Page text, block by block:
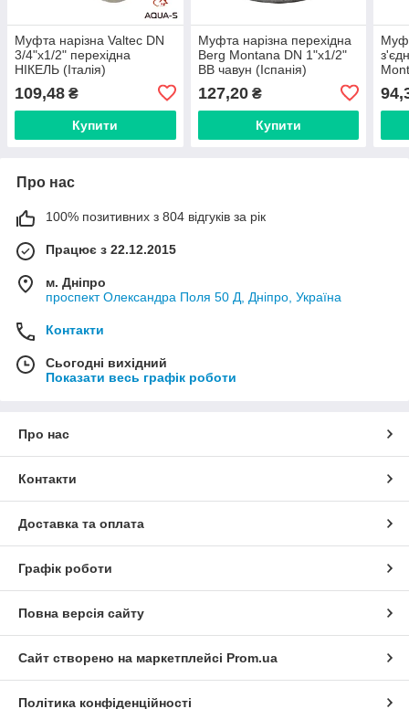
Муфта нарізна Valtec DN
3/4"х1/2" перехідна
НІКЕЛЬ (Італія)
109,48 ₴
Купити
Муфта нарізна перехідна
Berg Montana DN 1"х1/2"
ВВ чавун (Іспанія)
127,20₴
Купити
Про нас
100% позитивних з 804 відгуків за рік
Працює з 22.12.2015
м. Дніпро
проспект Олександра Поля 50 Д, Дніпро, Україна
Контакти
Сьогодні вихідний
Показати весь графік роботи
Про нас
Контакти
Доставка та оплата
Графік роботи
Повна версія сайту
Сайт створено на маркетплейсі Prom.ua
Політика конфіденційності